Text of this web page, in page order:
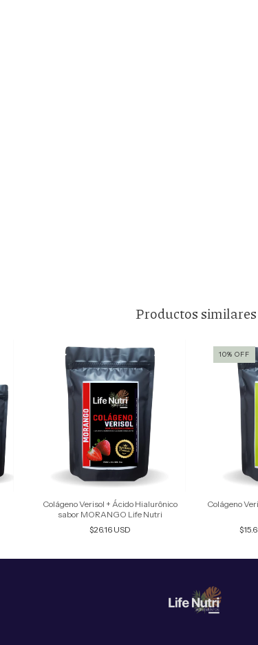
Productos similares
Colágeno Verisol + Ácido Hialurônico
sabor MORANGO Life Nutri
$26.16 USD
10% OFF
Colágeno